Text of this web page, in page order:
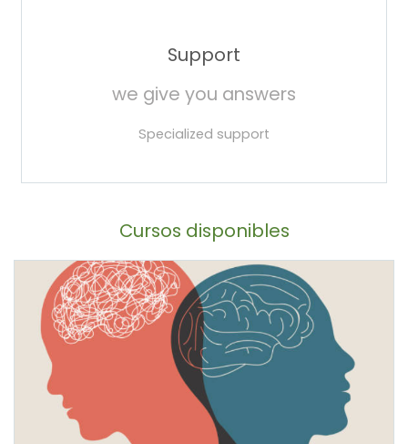
Support
we give you answers
Specialized support
Cursos disponibles